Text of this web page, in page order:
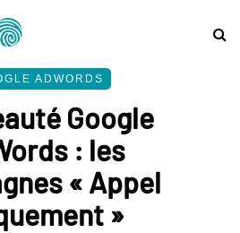
ADWORDS
Google
: les
« Appel
»